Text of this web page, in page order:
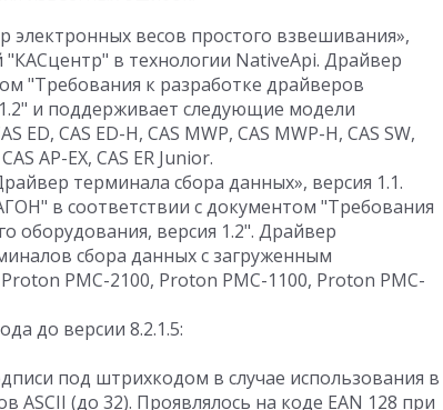
весов простого взвешивания»,
"КАСцентр" в технологии NativeApi. Драйвер
"Требования к разработке драйверов
и поддерживает следующие модели
ED, CAS ED-H, CAS MWP, CAS MWP-H, CAS SW,
AP-EX, CAS ER Junior.
терминала сбора данных», версия 1.1.
в соответствии с документом "Требования
оборудования, версия 1.2". Драйвер
сбора данных с загруженным
PMC-2100, Proton PMC-1100, Proton PMC-
до версии 8.2.1.5:
под штрихкодом в случае использования в
ASCII (до 32). Проявлялось на коде EAN 128 при